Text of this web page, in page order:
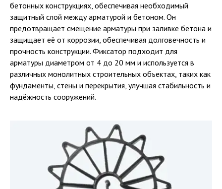
бетонных конструкциях, обеспечивая необходимый
защитный слой между арматурой и бетоном. Он
предотвращает смещение арматуры при заливке бетона и
защищает её от коррозии, обеспечивая долговечность и
прочность конструкции. Фиксатор подходит для
арматуры диаметром от 4 до 20 мм и используется в
различных монолитных строительных объектах, таких как
фундаменты, стены и перекрытия, улучшая стабильность и
надёжность сооружений.